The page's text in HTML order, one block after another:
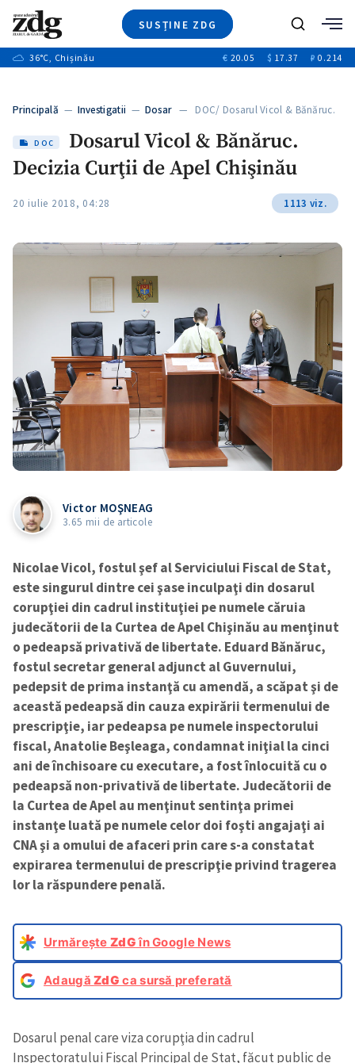
SUSȚINE ZDG
Ştiri
+11
Video
Special
+1
Blog
Caută
36°C, Chișinău € 20.05 $ 17.37 ₽ 0.214
Principală — Investigatii — Dosar— DOC/ Dosarul Vicol & Bănăruc.
DOC
Dosarul Vicol & Bănăruc.
Decizia Curţii de Apel Chişinău
20 iulie 2018, 04:28 1113 viz.
Victor MOŞNEAG
3.65 mii de articole
Nicolae Vicol, fostul şef al Serviciului Fiscal de Stat,
este singurul dintre cei şase inculpaţi din dosarul
corupţiei din cadrul instituţiei pe numele căruia
judecătorii de la Curtea de Apel Chişinău au menţinut
o pedeapsă privativă de libertate. Eduard Bănăruc,
fostul secretar general adjunct al Guvernului,
pedepsit de prima instanţă cu amendă, a scăpat şi de
această pedeapsă din cauza expirării termenului de
prescripţie, iar pedeapsa pe numele inspectorului
fiscal, Anatolie Beşleaga, condamnat iniţial la cinci
ani de închisoare cu executare, a fost înlocuită cu o
pedeapsă non-privativă de libertate. Judecătorii de
la Curtea de Apel au menţinut sentinţa primei
instanţe luată pe numele celor doi foşti angajaţi ai
CNA şi a omului de afaceri prin care s-a constatat
expirarea termenului de prescripţie privind tragerea
lor la răspundere penală.
Urmărește ZdGîn Google News
AdaugăZdG ca sursă preferată
Dosarul penal care viza corupţia din cadrul
Inspectoratului Fiscal Principal de Stat, făcut public de